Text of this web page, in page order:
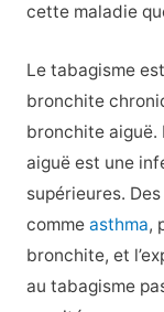
cette maladie
Le tabagisme
bronchite
bronchite aiguë.
aiguë est une
supérieures.
comme asthma,
bronchite, et
au tabagisme